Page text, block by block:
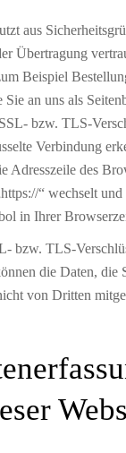
aus
Übertragung
Beispiel
an uns als
bzw. TLS-
Verbindung
Adresszeile des
“ wechselt und
in Ihrer
bzw. TLS-
die Daten, die
von Dritten